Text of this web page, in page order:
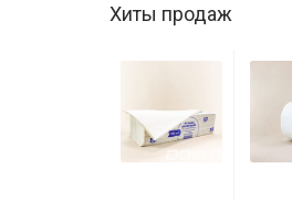
Хиты продаж